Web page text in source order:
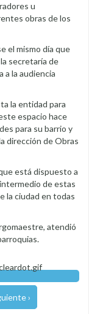
u
obras de los
el mismo día que
secretaría de
a la audiencia
la entidad para
espacio hace
para su barrio y
dirección de Obras
está dispuesto a
de estas
la ciudad en todas
atendió
›